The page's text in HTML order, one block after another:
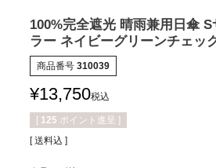
100%完全遮光 晴雨兼用日傘
ラー ネイビーグリーンチェッ
商品番号 310039
¥13,750税込
[ 125 ポイント進呈 ]
送料込